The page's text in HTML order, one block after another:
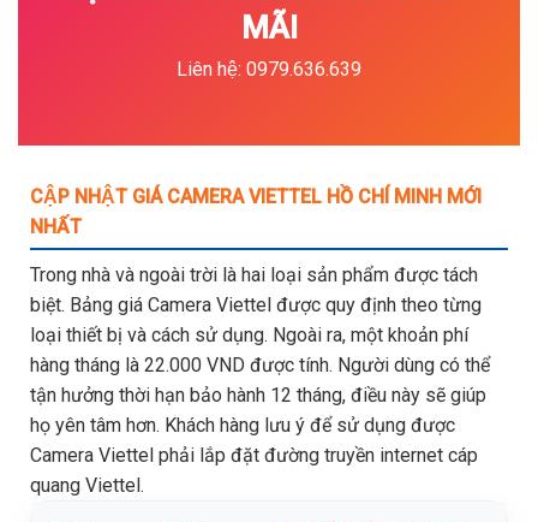
MÃI
Liên hệ: 0979.636.639
CẬP NHẬT GIÁ CAMERA VIETTEL HỒ CHÍ MINH MỚI
NHẤT
Trong nhà và ngoài trời là hai loại sản phẩm được tách
biệt. Bảng giá Camera Viettel được quy định theo từng
loại thiết bị và cách sử dụng. Ngoài ra, một khoản phí
hàng tháng là 22.000 VND được tính. Người dùng có thể
tận hưởng thời hạn bảo hành 12 tháng, điều này sẽ giúp
họ yên tâm hơn. Khách hàng lưu ý để sử dụng được
Camera Viettel phải lắp đặt đường truyền internet cáp
quang Viettel.